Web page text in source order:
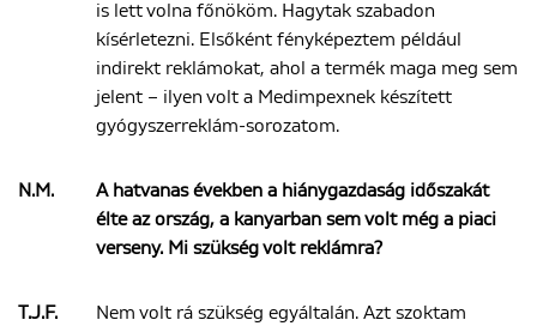
is lett volna főnököm. Hagytak szabadon
kísérletezni. Elsőként fényképeztem például
indirekt reklámokat, ahol a termék maga meg sem
jelent – ilyen volt a Medimpexnek készített
gyógyszerreklám-sorozatom.
N.M.
A hatvanas években a hiánygazdaság időszakát
élte az ország, a kanyarban sem volt még a piaci
verseny. Mi szükség volt reklámra?
T.J.F. Nem volt rá szükség egyáltalán. Azt szoktam